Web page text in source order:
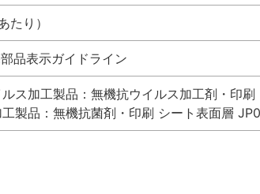
たり）
表示ガイドライン
ス加工製品：無機抗ウイルス加工剤・印
製品：無機抗菌剤・印刷 シート表面層